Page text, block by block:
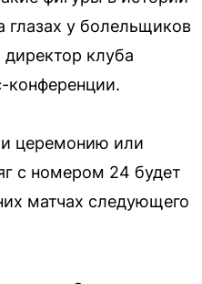
глазах у болельщиков
клуба
конференции.
церемонию или
с номером 24 будет
матчах следующего